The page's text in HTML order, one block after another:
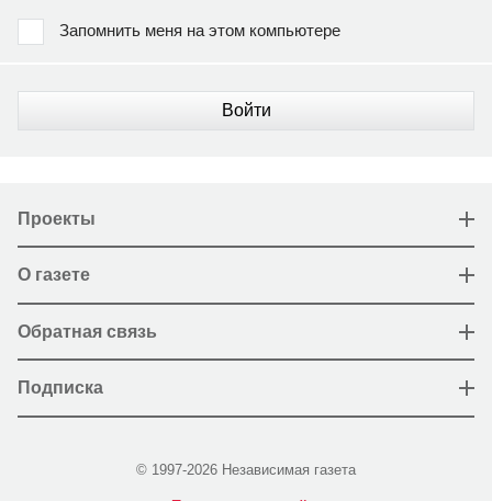
Запомнить меня на этом компьютере
Войти
Проекты
О газете
Обратная связь
Подписка
© 1997-2026 Независимая газета